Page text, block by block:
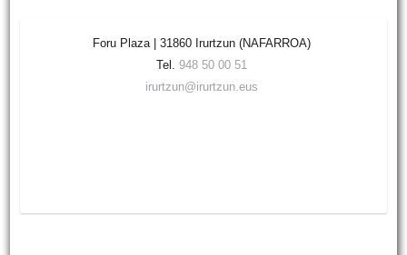
Foru Plaza | 31860 Irurtzun (NAFARROA)
Tel. 948 50 00 51
irurtzun@irurtzun.eus